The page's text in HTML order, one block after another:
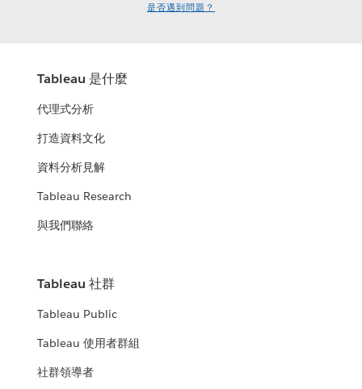
是否遇到問題？
Tableau 是什麼
代理式分析
打造資料文化
資料分析見解
Tableau Research
與我們聯絡
Tableau 社群
Tableau Public
Tableau 使用者群組
社群領導者